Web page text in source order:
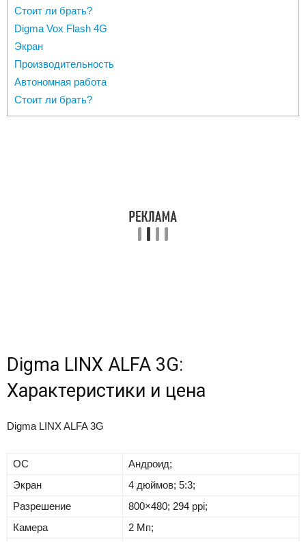
Стоит ли брать?
Digma Vox Flash 4G
Экран
Производительность
Автономная работа
Стоит ли брать?
Digma LINX ALFA 3G:
Характеристики и цена
Digma LINX ALFA 3G
ОС
Андроид;
Экран
4 дюймов; 5:3;
Разрешение
800×480; 294 ppi;
Камера
2 Мп;